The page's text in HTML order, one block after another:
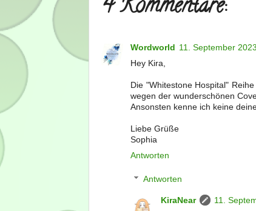
4 Kommentare:
Wordworld
11. September
Hey Kira,
Die "Whitestone Hospital"
wegen der wunderschönen
Ansonsten kenne ich keine
Liebe Grüße
Sophia
Antworten
Antworten
KiraNear
11.